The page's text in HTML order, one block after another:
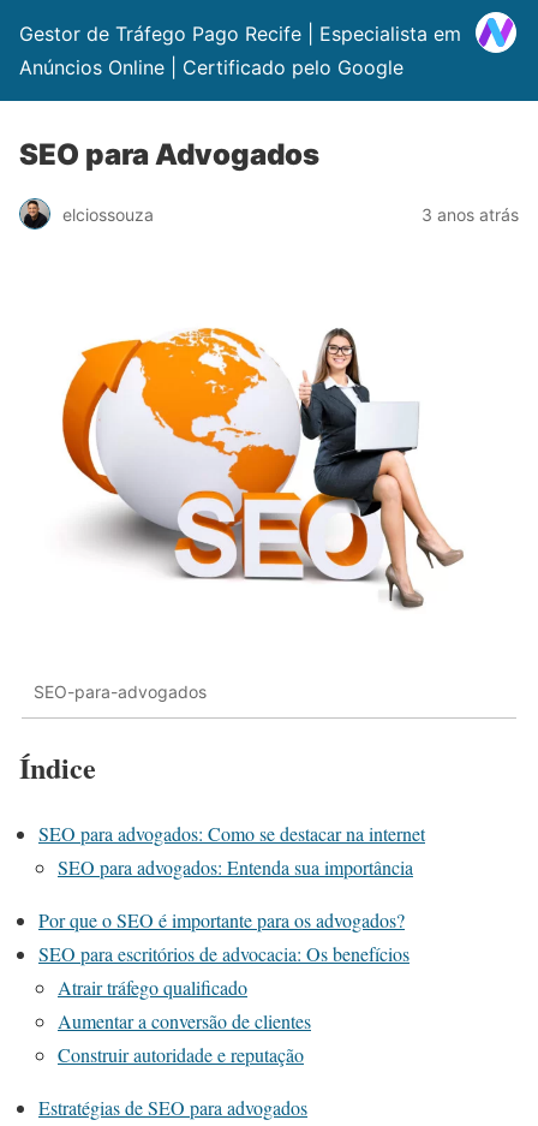
Gestor de Tráfego Pago Recife | Especialista em
Anúncios Online | Certificado pelo Google
SEO para Advogados
elciossouza 3 anos atrás
SEO-para-advogados
Índice
SEO para advogados: Como se destacar na internet
SEO para advogados: Entenda sua importância
Por que o SEO é importante para os advogados?
SEO para escritórios de advocacia: Os benefícios
Atrair tráfego qualificado
Aumentar a conversão de clientes
Construir autoridade e reputação
Estratégias de SEO para advogados